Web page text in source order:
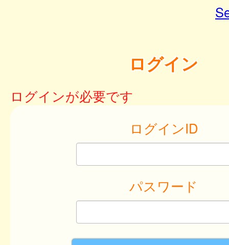
ログイン
ログインが必要です
ログインID
パスワード